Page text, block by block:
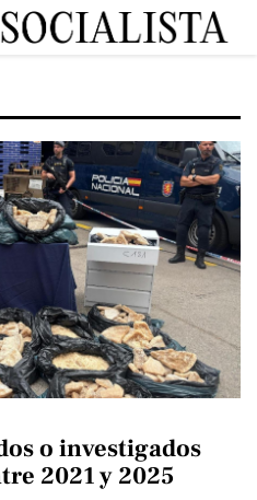
o investigados
2021 y 2025